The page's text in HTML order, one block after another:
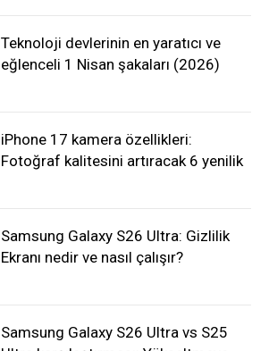
Teknoloji devlerinin en yaratıcı ve
eğlenceli 1 Nisan şakaları (2026)
iPhone 17 kamera özellikleri:
Fotoğraf kalitesini artıracak 6 yenilik
Samsung Galaxy S26 Ultra: Gizlilik
Ekranı nedir ve nasıl çalışır?
Samsung Galaxy S26 Ultra vs S25